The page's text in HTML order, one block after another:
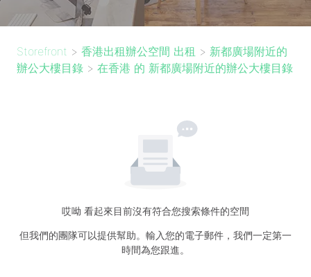
Storefront > 香港出租辦公空間 出租 > 新都廣場附近的
辦公大樓目錄 > 在香港 的 新都廣場附近的辦公大樓目錄
哎呦 看起來目前沒有符合您搜索條件的空間
但我們的團隊可以提供幫助。輸入您的電子郵件，我們一定第一
時間為您跟進。